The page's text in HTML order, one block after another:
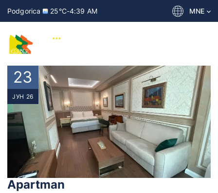
Podgorica 25°C-4:39 AM MNE
23
ЈУН 26
Apartman